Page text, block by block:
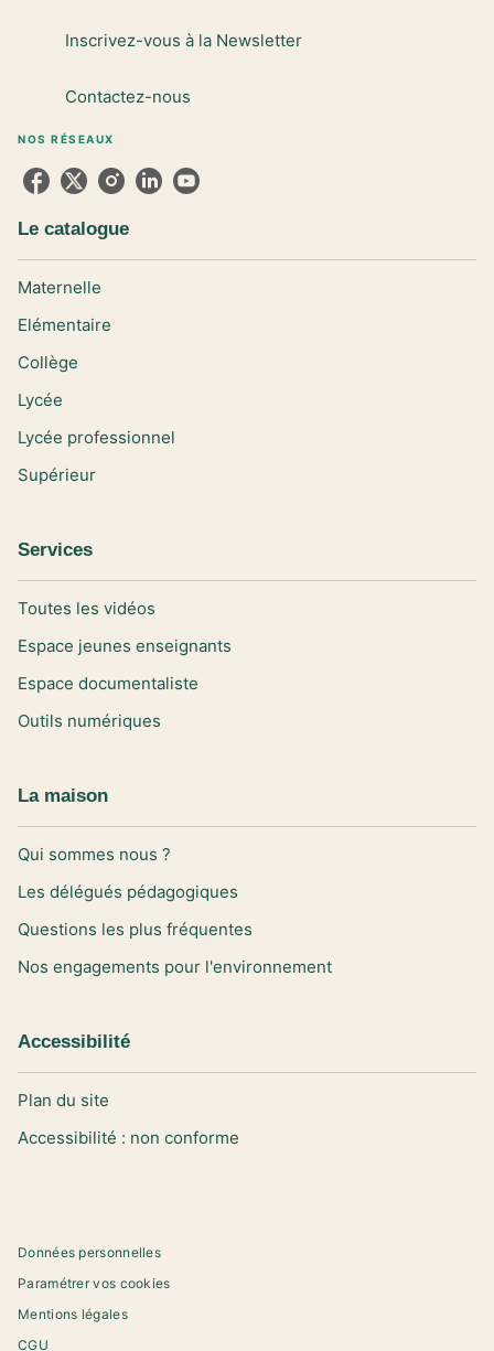
Inscrivez-vous à la Newsletter
Contactez-nous
NOS RÉSEAUX
Le catalogue
Maternelle
Elémentaire
Collège
Lycée
Lycée professionnel
Supérieur
Services
Toutes les vidéos
Espace jeunes enseignants
Espace documentaliste
Outils numériques
La maison
Qui sommes nous ?
Les délégués pédagogiques
Questions les plus fréquentes
Nos engagements pour l'environnement
Accessibilité
Plan du site
Accessibilité : non conforme
Données personnelles
Paramétrer vos cookies
Mentions légales
CGU